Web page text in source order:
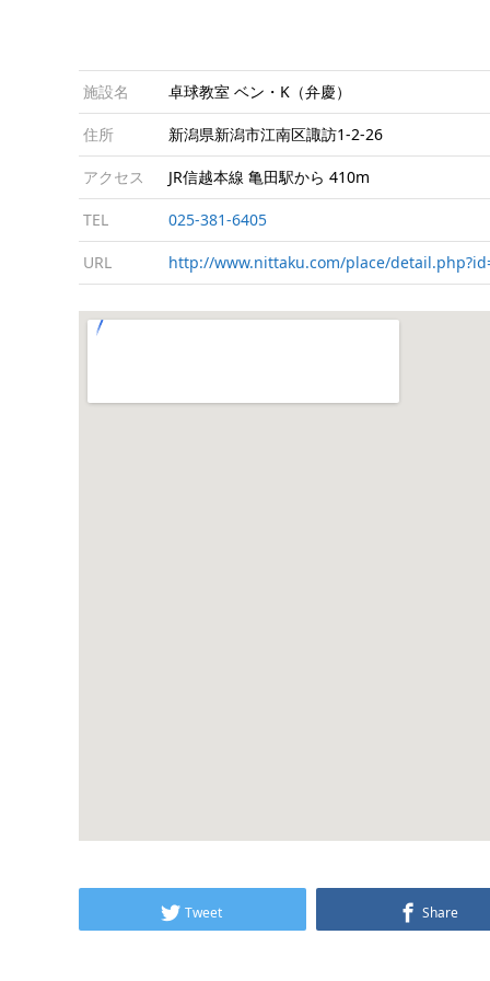
施設名 卓球教室 ベン・K（弁慶）
住所 新潟県新潟市江南区諏訪1-2-26
アクセス JR信越本線 亀田駅から 410m
TEL 025-381-6405
URL http://www.nittaku.com/place/
Tweet Share